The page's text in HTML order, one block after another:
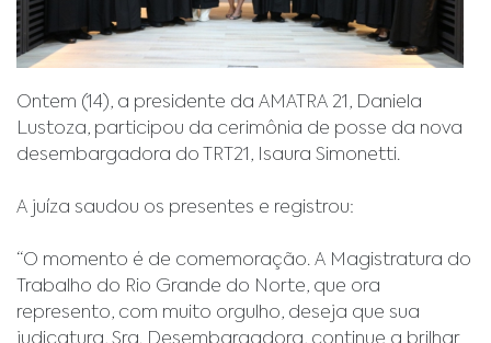
Ontem (14), a presidente da AMATRA 21, Daniela
Lustoza, participou da cerimônia de posse da nova
desembargadora do TRT21, Isaura Simonetti.
A juíza saudou os presentes e registrou:
“O momento é de comemoração. A Magistratura do
Trabalho do Rio Grande do Norte, que ora
represento, com muito orgulho, deseja que sua